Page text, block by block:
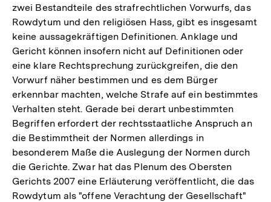
zwei Bestandteile des strafrechtlichen Vorwurfs, das
Rowdytum und den religiösen Hass, gibt es insgesamt
keine aussagekräftigen Definitionen. Anklage und
Gericht können insofern nicht auf Definitionen oder
eine klare Rechtsprechung zurückgreifen, die den
Vorwurf näher bestimmen und es dem Bürger
erkennbar machten, welche Strafe auf ein bestimmtes
Verhalten steht. Gerade bei derart unbestimmten
Begriffen erfordert der rechtsstaatliche Anspruch an
die Bestimmtheit der Normen allerdings in
besonderem Maße die Auslegung der Normen durch
die Gerichte. Zwar hat das Plenum des Obersten
Gerichts 2007 eine Erläuterung veröffentlicht, die das
Rowdytum als "offene Verachtung der Gesellschaft"